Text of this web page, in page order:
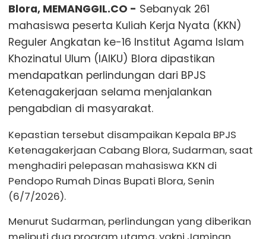
Blora, MEMANGGIL.CO - Sebanyak 261
mahasiswa peserta Kuliah Kerja Nyata (KKN)
Reguler Angkatan ke-16 Institut Agama Islam
Khozinatul Ulum (IAIKU) Blora dipastikan
mendapatkan perlindungan dari BPJS
Ketenagakerjaan selama menjalankan
pengabdian di masyarakat.
Kepastian tersebut disampaikan Kepala BPJS
Ketenagakerjaan Cabang Blora, Sudarman, saat
menghadiri pelepasan mahasiswa KKN di
Pendopo Rumah Dinas Bupati Blora, Senin
(6/7/2026).
Menurut Sudarman, perlindungan yang diberikan